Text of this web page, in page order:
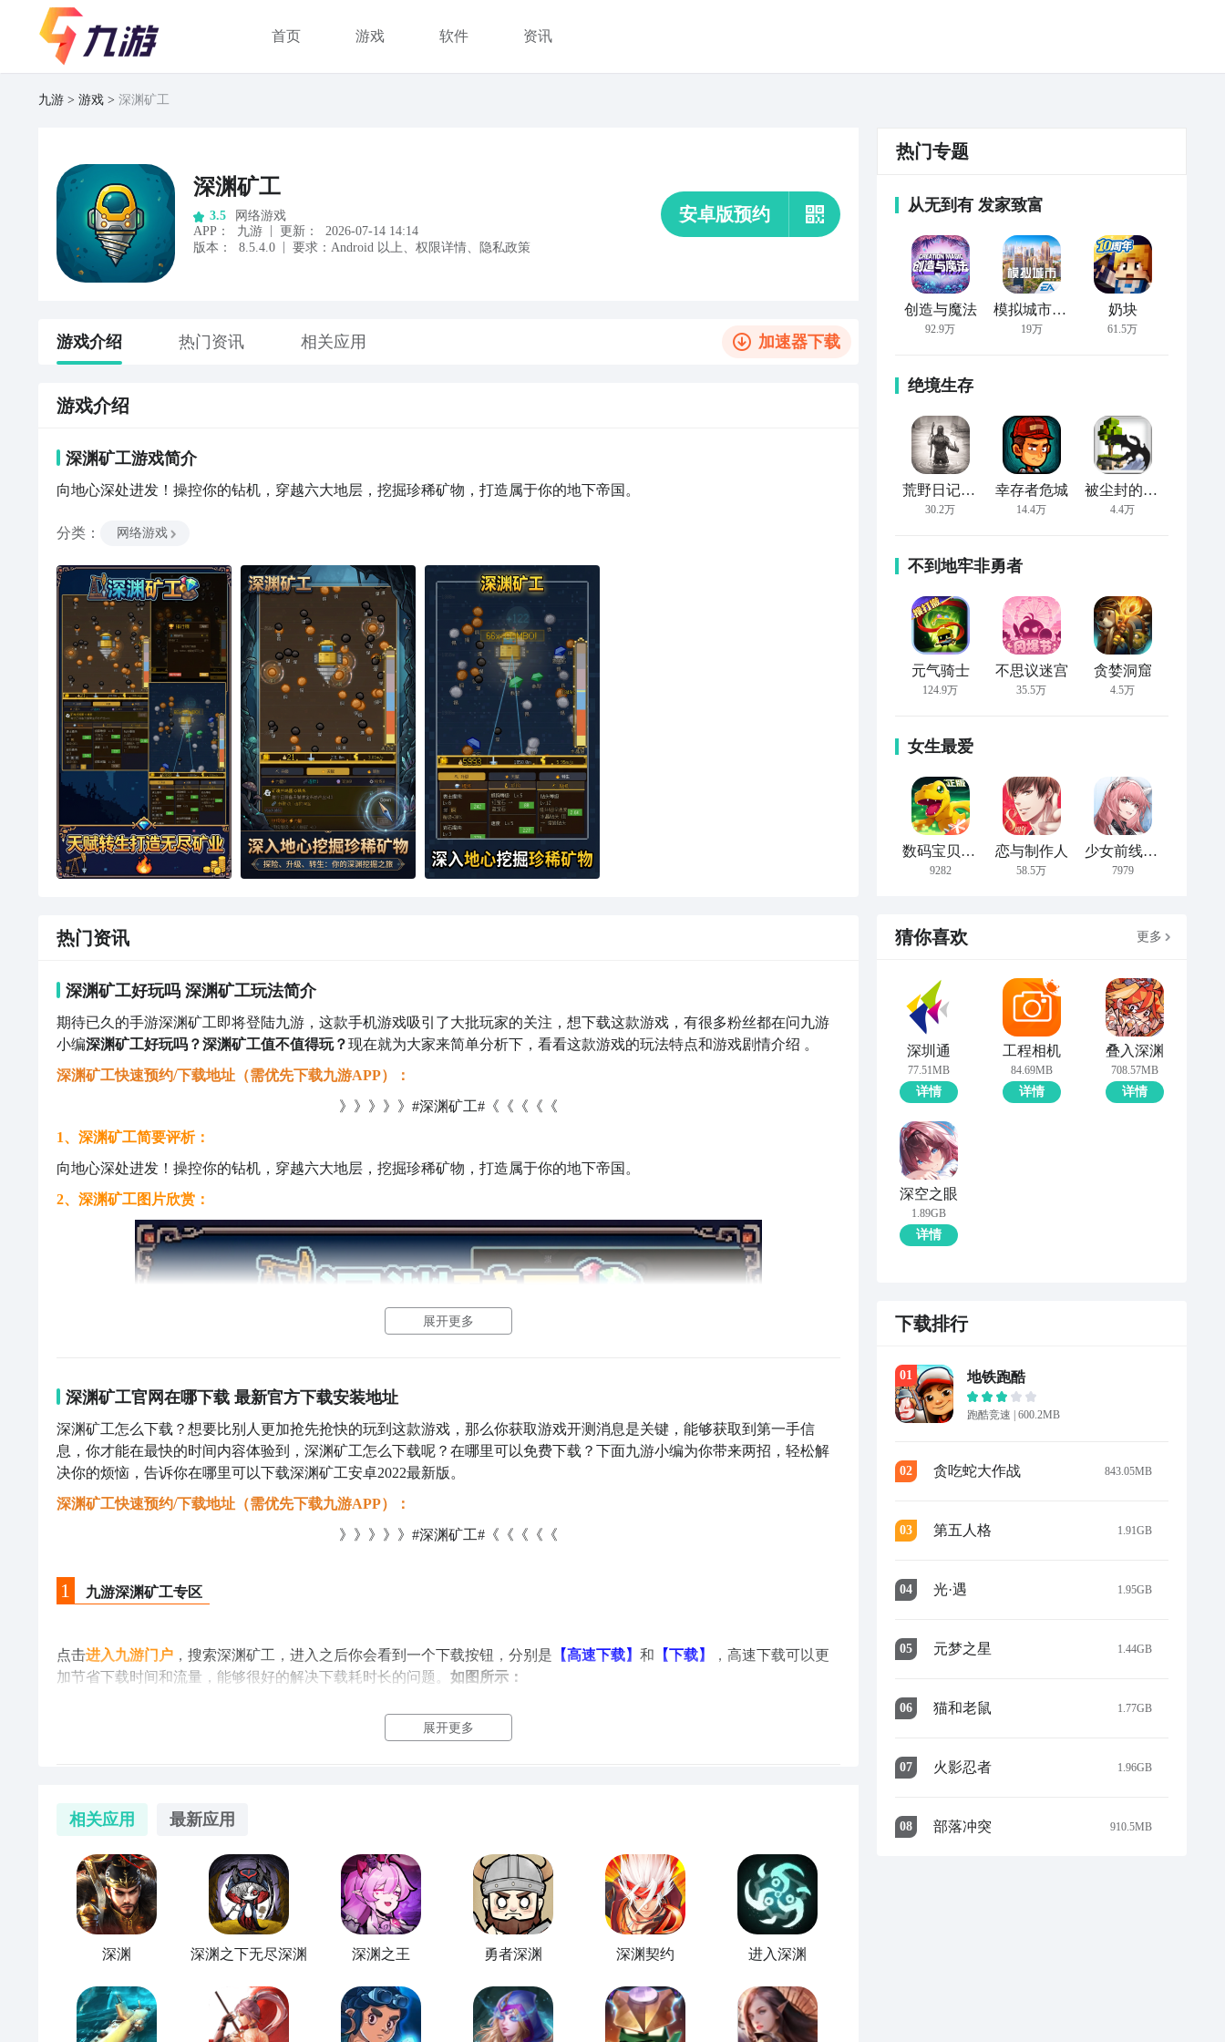
首页 游戏 软件 资讯
九游 游戏 深渊矿工
深渊矿工
3.5
网络游戏
APP ： 九游 更新：
2026-07-14 14:14
版本：
8.5.4.0 要求： Android 以上、 权限详情、 隐私政策
安卓版预约
游戏介绍 热门资讯 相关应用 加速器下载
游戏介绍
深渊矿工游戏简介
向地心深处进发！操控你的钻机，穿越六大地层，挖掘珍稀矿物，打造属于你的地下帝国。
分类 ： 网络游戏
热门资讯
深渊矿工好玩吗 深渊矿工玩法简介
期待已久的手游深渊矿工即将登陆九游，这款手机游戏吸引了大批玩家的关注，想下载这款游戏，有很多粉丝都在问九游
小编深渊矿工好玩吗？深渊矿工值不值得玩？现在就为大家来简单分析下，看看这款游戏的玩法特点和游戏剧情介绍 。
深渊矿工快速预约/下载地址（需优先下载九游APP）：
》》》》》#深渊矿工#《《《《《
1、深渊矿工简要评析：
向地心深处进发！操控你的钻机，穿越六大地层，挖掘珍稀矿物，打造属于你的地下帝国。
2、深渊矿工图片欣赏：
展开更多
深渊矿工官网在哪下载 最新官方下载安装地址
深渊矿工怎么下载？想要比别人更加抢先抢快的玩到这款游戏，那么你获取游戏开测消息是关键，能够获取到第一手信
息，你才能在最快的时间内容体验到，深渊矿工怎么下载呢？在哪里可以免费下载？下面九游小编为你带来两招，轻松解
决你的烦恼，告诉你在哪里可以下载深渊矿工安卓2022最新版。
深渊矿工快速预约/下载地址（需优先下载九游APP）：
》》》》》#深渊矿工#《《《《《
1 九游深渊矿工专区
点击进入九游门户 ，搜索深渊矿工，进入之后你会看到一个下载按钮，分别是 【高速下载】 和 【下载】
，高速下载可以更
加节省下载时间和流量，能够很好的解决下载耗时长的问题。 如图所示：
展开更多
到最终的公测等几个测试阶段，才会正式上线深渊矿工安卓或iOS版本，有很多玩家就会问小编深渊矿工什么时候公测，究
什么时候出呢？今天小编就为大家提供如何快速地知道深渊矿工开放下载和公测的时间，你就可以最快知道深渊矿工公
测时间了！
深渊矿工快速预约/下载地址（需优先下载九游APP）：
》》》》》#深渊矿工#《《《《《
相关应用 最新应用
深渊 深渊之下无尽深渊 深渊之王 勇者深渊 深渊契约 进入深渊
热门专题
从无到有 发家致富
创造与魔法
92.9万
模拟城市：我是市长
19万
奶块
61.5万
绝境生存
荒野日记：孤岛
30.2万
幸存者危城
14.4万
被尘封的故事
4.4万
不到地牢非勇者
元气骑士
124.9万
不思议迷宫
35.5万
贪婪洞窟
4.5万
女生最爱
数码宝贝：新世纪
9282
恋与制作人
58.5万
少女前线：云图计划
7979
猜你喜欢 更多
深圳通
77.51MB
详情
工程相机
84.69MB
详情
叠入深渊
708.57MB
详情
深空之眼
1.89GB
详情
下载排行
01 地铁跑酷
跑酷竞速 | 600.2MB
02 贪吃蛇大作战 843.05MB
03 第五人格 1.91GB
04 光·遇 1.95GB
05 元梦之星 1.44GB
06 猫和老鼠 1.77GB
07 火影忍者 1.96GB
08 部落冲突 910.5MB